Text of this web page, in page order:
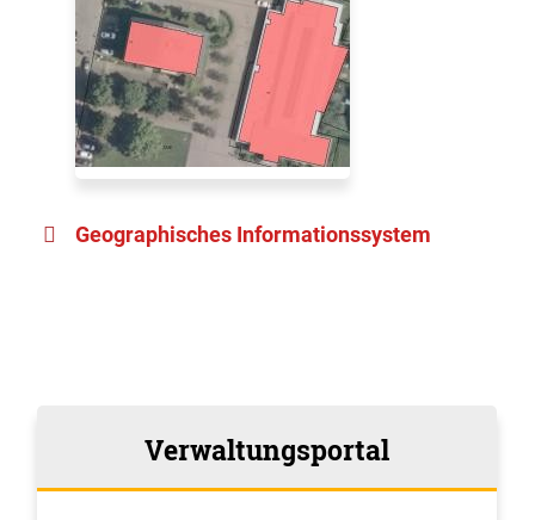
Geographisches Informationssystem
Verwaltungsportal